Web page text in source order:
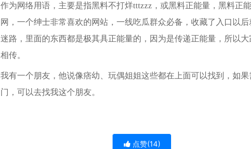
作为网络用语，主要是指黑料不打烊tttzzz，或黑料正能量，黑料正
网，一个绅士非常喜欢的网站，一线吃瓜群众必备，收藏了入口以
迷路，里面的东西都是极其具正能量的，因为是传递正能量，所以
相传。
我有一个朋友，他说像痞幼、玩偶姐姐这些都在上面可以找到，如
门，可以去找我这个朋友。
点赞(14)